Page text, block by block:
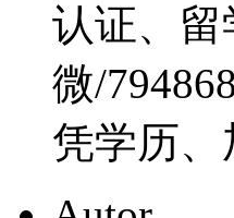
认证、
微/
凭学历